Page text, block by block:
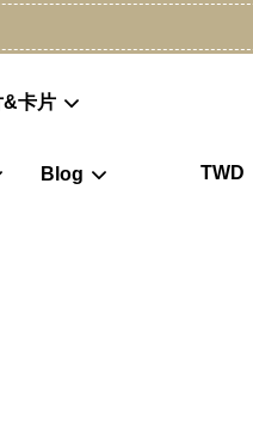
&卡片
Blog